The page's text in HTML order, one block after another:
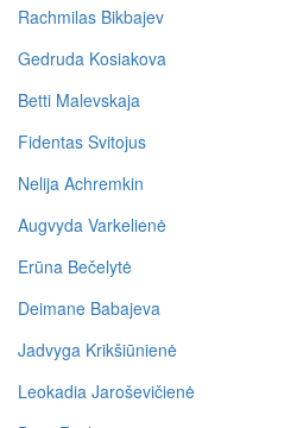
Rachmilas Bikbajev
Gedruda Kosiakova
Betti Malevskaja
Fidentas Svitojus
Nelija Achremkin
Augvyda Varkelienė
Erūna Bečelytė
Deimane Babajeva
Jadvyga Krikšiūnienė
Leokadia Jaroševičienė